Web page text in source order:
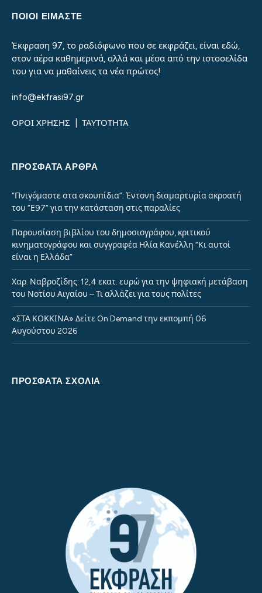
ΠΟΙΟΙ ΕΙΜΑΣΤΕ
Έκφραση 97, το ραδιόφωνο που σε εκφράζει, είναι εδώ,
στον αέρα καθημερινά, αλλά και μέσα από την ιστοσελίδα
του για να μαθαίνεις τα νέα πρώτος!
info@ekfrasi97.gr
ΟΡΟΙ ΧΡΗΣΗΣ ΤΑΥΤΟΤΗΤΑ
ΠΡΌΣΦΑΤΑ ΆΡΘΡΑ
“Πνιγόμαστε στα σκουπίδια”: Έντονη διαμαρτυρία ακροατή
του “Ε97” για την κατάσταση στις παραλίες
Παρουσίαση βιβλίου του δημοσιογράφου, κριτικού
κινηματογράφου και συγγραφέα Ηλία Κανέλλη “Κι αυτοί
είναι η Ελλάδα”
Χαρ. Ναβροζίδης: 12,4 εκατ. ευρώ για την ψηφιακή μετάβαση
του Νοτίου Αιγαίου – Τι αλλάζει για τους πολίτες
«ΣΤΑ ΚΟΚΚΙΝΑ» Δείτε On Demand την εκπομπή 06
Αυγούστου 2026
ΠΡΌΣΦΑΤΑ ΣΧΌΛΙΑ